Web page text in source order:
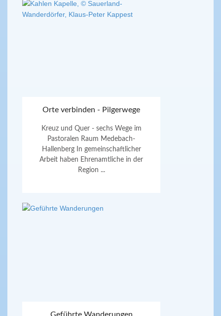
Orte verbinden - Pilgerwege
Kreuz und Quer - sechs Wege im
Pastoralen Raum Medebach-
Hallenberg In gemeinschaftlicher
Arbeit haben Ehrenamtliche in der
Region ...